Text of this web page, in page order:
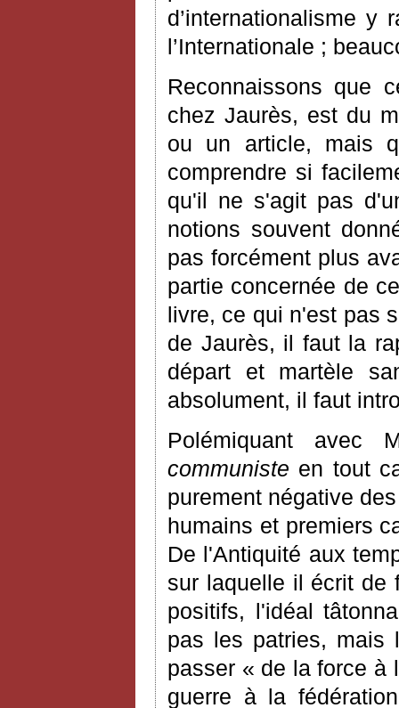
d’internationalisme y
l’Internationale ;
Reconnaissons que
chez Jaurès, est du
ou un article, mais
comprendre si
qu'il ne s'agit pas
notions souvent
pas forcément plus
partie concernée de
livre, ce qui n'est pas
de Jaurès, il faut la
départ et martèle
absolument, il faut
Polémiquant
communiste en tout
purement négative
humains et premiers
De l'Antiquité aux
sur laquelle il écrit de
positifs, l'idéal
pas les patries, mais
passer « de la force à
guerre à la